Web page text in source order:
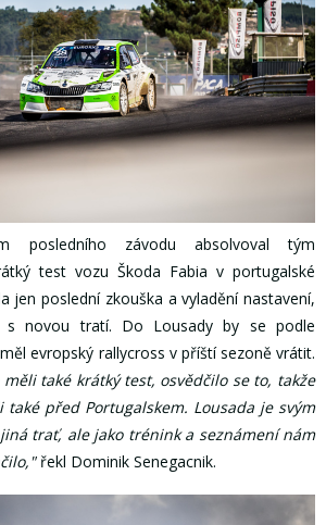
posledního závodu absolvoval tým
test vozu Škoda Fabia v portugalské
jen poslední zkouška a vyladění nastavení,
s novou tratí. Do Lousady by se podle
evropský rallycross v příští sezoně vrátit.
také krátký test, osvědčilo se to, takže
také před Portugalskem. Lousada je svým
trať, ale jako trénink a seznámení nám
řekl Dominik Senegacnik.